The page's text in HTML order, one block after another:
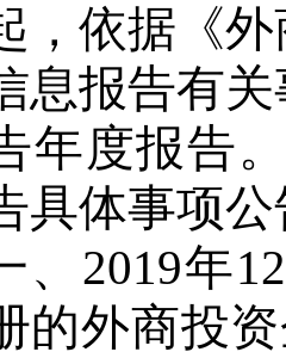
，依据《
息报告有
年度报告
具体事项
、 2019年12
的外商投